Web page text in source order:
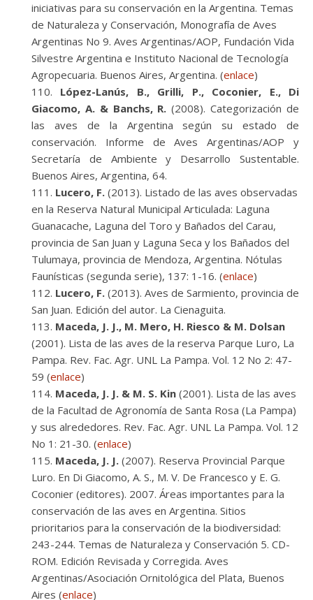
iniciativas para su conservación en la Argentina. Temas
de Naturaleza y Conservación, Monografía de Aves
Argentinas No 9. Aves Argentinas/AOP, Fundación Vida
Silvestre Argentina e Instituto Nacional de Tecnología
Agropecuaria. Buenos Aires, Argentina. (enlace)
López-Lanús, B., Grilli, P., Coconier, E., Di
Giacomo, A. & Banchs, R. (2008). Categorización de
las aves de la Argentina según su estado de
conservación. Informe de Aves Argentinas/AOP y
Secretaría de Ambiente y Desarrollo Sustentable.
Buenos Aires, Argentina, 64.
Lucero, F. (2013). Listado de las aves observadas
en la Reserva Natural Municipal Articulada: Laguna
Guanacache, Laguna del Toro y Bañados del Carau,
provincia de San Juan y Laguna Seca y los Bañados del
Tulumaya, provincia de Mendoza, Argentina. Nótulas
Faunísticas (segunda serie), 137: 1-16. (enlace)
Lucero, F. (2013). Aves de Sarmiento, provincia de
San Juan. Edición del autor. La Cienaguita.
Maceda, J. J., M. Mero, H. Riesco & M. Dolsan
(2001). Lista de las aves de la reserva Parque Luro, La
Pampa. Rev. Fac. Agr. UNL La Pampa. Vol. 12 No 2: 47-
59 (enlace)
Maceda, J. J. & M. S. Kin (2001). Lista de las aves
de la Facultad de Agronomía de Santa Rosa (La Pampa)
y sus alrededores. Rev. Fac. Agr. UNL La Pampa. Vol. 12
No 1: 21-30. (enlace)
Maceda, J. J. (2007). Reserva Provincial Parque
Luro. En Di Giacomo, A. S., M. V. De Francesco y E. G.
Coconier (editores). 2007. Áreas importantes para la
conservación de las aves en Argentina. Sitios
prioritarios para la conservación de la biodiversidad:
243-244. Temas de Naturaleza y Conservación 5. CD-
ROM. Edición Revisada y Corregida. Aves
Argentinas/Asociación Ornitológica del Plata, Buenos
Aires (enlace)